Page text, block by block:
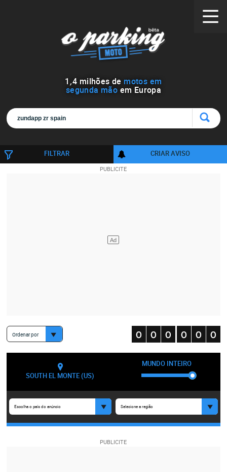
1 ,4 milhões de motos em
segunda mão em Europa
FILTRAR CRIAR AVISO
Ordenar por
SOUTH EL MONTE (US)
MUNDO INTEIRO
Escolha o país do anúncio Selecione a região